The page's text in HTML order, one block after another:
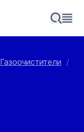
Газоочистители /